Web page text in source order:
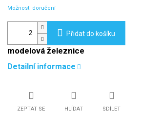
Možnosti doručení
Přidat do košíku
modelová železnice
Detailní informace
ZEPTAT SE HLÍDAT SDÍLET